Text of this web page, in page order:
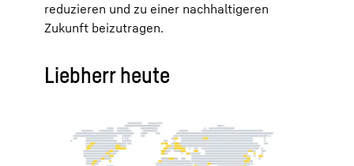
reduzieren und zu einer nachhaltigeren
Zukunft beizutragen.
Liebherr heute